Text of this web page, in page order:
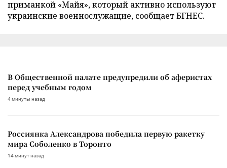
приманкой «Майя», который активно используют
украинские военнослужащие, сообщает БГНЕС.
В Общественной палате предупредили об аферистах
перед учебным годом
4 минуты назад
Россиянка Александрова победила первую ракетку
мира Соболенко в Торонто
14 минут назад